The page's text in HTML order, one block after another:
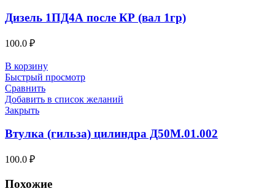
Дизель 1ПД4А после КР (вал 1гр)
100.0 ₽
В корзину
Быстрый просмотр
Сравнить
Добавить в список желаний
Закрыть
Втулка (гильза) цилиндра Д50М.01.002
100.0 ₽
Похожие